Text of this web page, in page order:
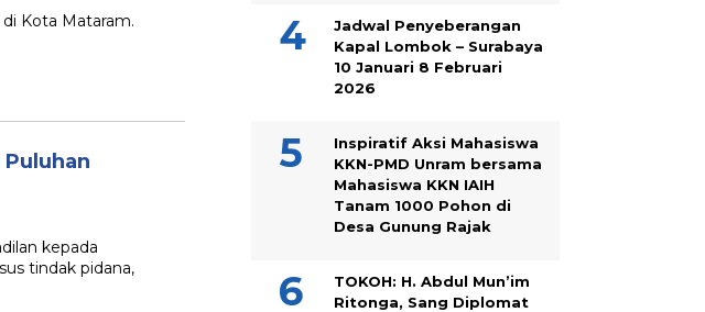
Kota Mataram.
kepada
tindak pidana,
Jadwal Penyeberangan
Kapal Lombok – Surabaya
10 Januari 8 Februari
2026
Inspiratif Aksi Mahasiswa
KKN-PMD Unram bersama
Mahasiswa KKN IAIH
Tanam 1000 Pohon di
Desa Gunung Rajak
TOKOH: H. Abdul Mun’im
Ritonga, Sang Diplomat